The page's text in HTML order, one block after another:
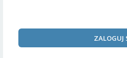
ZALOGUJ